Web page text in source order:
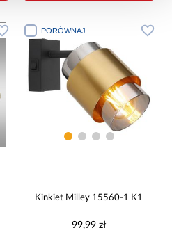
PORÓWNAJ
Kinkiet Milley 15560-1 K1
99,99 zł